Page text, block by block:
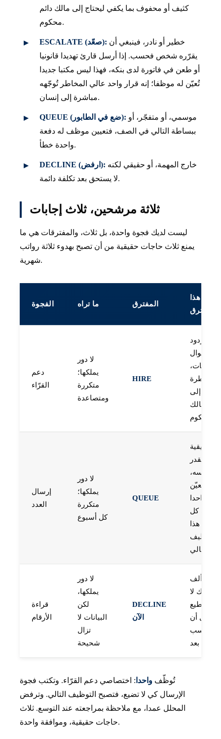
كثيف أو محفوف بما يكفي ليحتاج إلى مالك دائم
محكوم.
ESCALATE (صعّد):
يقرّره شخص فحسب. إذا أرسل قارئ تهديدا قانونيا
أو طعن في فاتورة لدى بنكه، فهذا ليس مكتبا جديدا
تُعيّن له موظفا؛ إنه قرار واحد عالي المخاطر تُوجّهه
مباشرة إلى إنسان.
QUEUE (ضع في الطابور):
ببساطة التالي في الصف، فتعيين موظف له دفعة
واحدة خطأ.
DECLINE (ارفض):
لا يستحق بعد تكلفة دائمة.
ثلاثة مرشحين، ثلاث إجابات
ليست لديك فجوة واحدة، بل ثلاث، والمفترقات هي ما
يمنع ثلاث حاجات حقيقية من أن تصبح بهدوء ثلاثة رواتب
شهرية.
الفجوة ما تراه المفترق
لماذا هذا
المفترق
دعم
القرّاء
لا دور
يملكها؛
متكررة
ومتصاعدة
HIRE
تمسّ ردود
الأموال
تحتاج إلى
مالك
محكوم
إرسال
العدد
لا دور
يملكها؛
متكررة
كل أسبوع
QUEUE
حقيقية
بالقدر
نفسه،
لكنك تعيّن
دورا واحدا
في كل
مرة؛ هذا
التوظيف
التالي
قراءة
الأرقام
لا دور
يملكها،
لكن
البيانات لا
تزال
شحيحة
DECLINE
الآن
عند ألف
مشترك لا
يستطيع
محلل أن
يكسب
تكلفته بعد
تُوظّف واحدا : اختصاصي دعم القرّاء. وتكتب فجوة
الإرسال كي لا تضيع، فتصبح التوظيف التالي. وترفض
المحلل عمدا، مع ملاحظة بمراجعته عند التوسع. ثلاث
حاجات حقيقية، وموافقة واحدة.